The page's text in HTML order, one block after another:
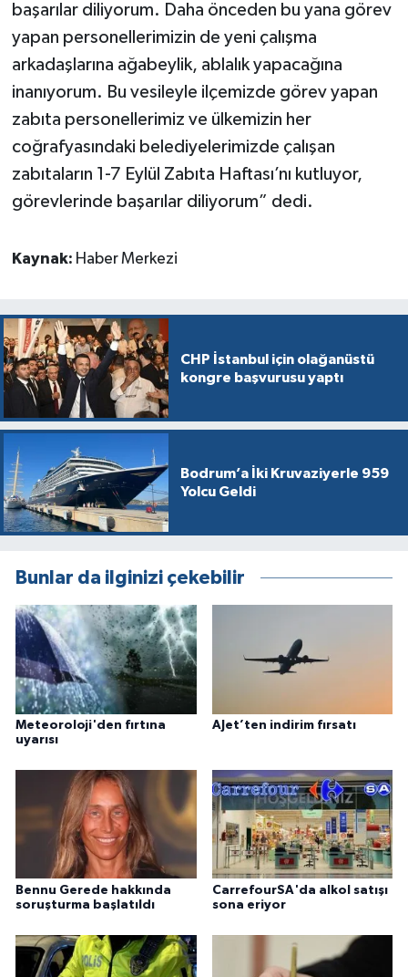
başarılar diliyorum. Daha önceden bu yana görev
yapan personellerimizin de yeni çalışma
arkadaşlarına ağabeylik, ablalık yapacağına
inanıyorum. Bu vesileyle ilçemizde görev yapan
zabıta personellerimiz ve ülkemizin her
coğrafyasındaki belediyelerimizde çalışan
zabıtaların 1-7 Eylül Zabıta Haftası’nı kutluyor,
görevlerinde başarılar diliyorum” dedi.
Kaynak: Haber Merkezi
CHP İstanbul için olağanüstü
kongre başvurusu yaptı
Bodrum’a İki Kruvaziyerle 959
Yolcu Geldi
Bunlar da ilginizi çekebilir
Meteoroloji'den fırtına
uyarısı
AJet’ten indirim fırsatı
Bennu Gerede hakkında
soruşturma başlatıldı
CarrefourSA'da alkol satışı
sona eriyor